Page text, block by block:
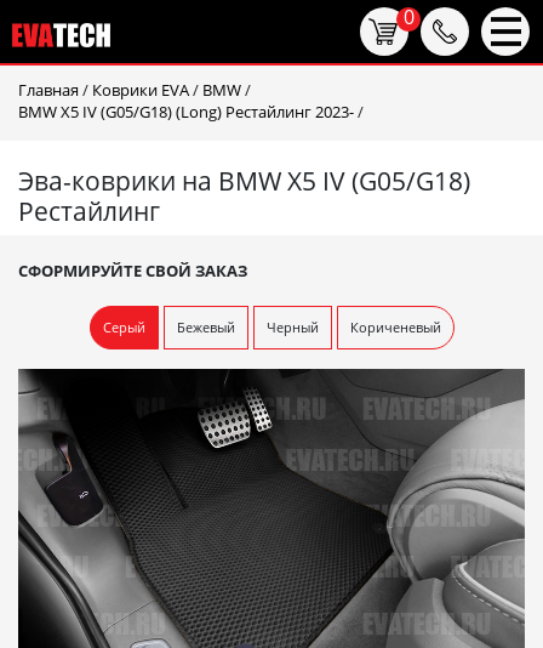
Главная / Коврики EVA/ BMW/
BMW X5 IV (G05/G18) (Long) Рестайлинг 2023-/
Эва-коврики на BMW X5 IV (G05/G18)
Рестайлинг
СФОРМИРУЙТЕ СВОЙ ЗАКАЗ
Серый Бежевый Черный Кориченевый
0